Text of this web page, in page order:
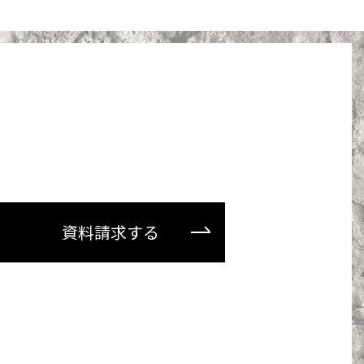
資料請求する